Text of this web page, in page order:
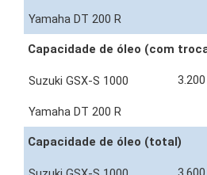
Capacidade de óleo (com
Capacidade de óleo (total)